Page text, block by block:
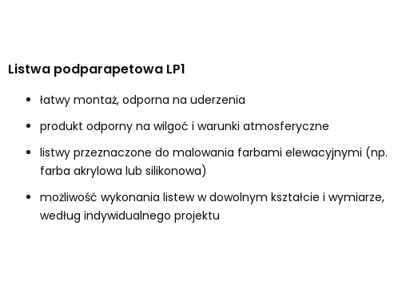
Listwa podparapetowa LP1
łatwy montaż, odporna na uderzenia
produkt odporny na wilgoć i warunki atmosferyczne
listwy przeznaczone do malowania farbami elewacyjnymi (np.
farba akrylowa lub silikonowa)
możliwość wykonania listew w dowolnym kształcie i wymiarze,
według indywidualnego projektu